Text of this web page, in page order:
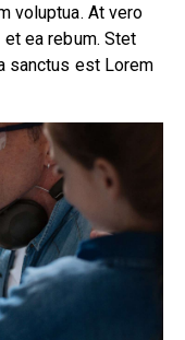
voluptua. At vero
ea rebum. Stet
sanctus est Lorem